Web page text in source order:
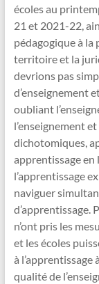
écoles au
21 et 2021-22,
pédagogique à la
territoire et la
devrions pas
d’enseignement
oubliant
l’enseignement
dichotomiques,
apprentissage en
l’apprentissage
naviguer
d’apprentissage.
n’ont pris les
et les écoles
à
qualité de